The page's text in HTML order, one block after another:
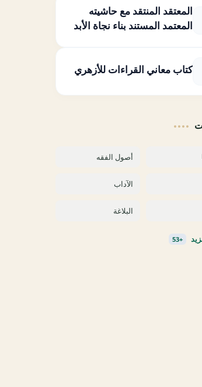
المعتقد المنتقد مع حاشيته
المعتمد المستند بناء نجاة الأبد
كتاب معاني القراءات للأزهري